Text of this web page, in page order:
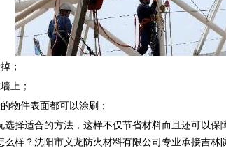
；
上；
物件表面都可以涂刷；
择适合的方法，这样不仅节省材料而且还可以保
样？沈阳市义龙防火材料有限公司专业承接吉